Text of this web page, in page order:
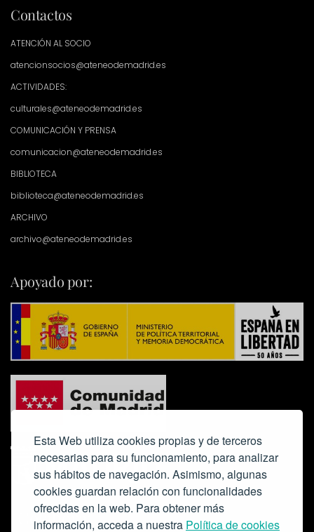
Esta Web utiliza cookies propias y de terceros
necesarias para su funcionamiento, para analizar
sus hábitos de navegación. Asimismo, algunas
cookies guardan relación con funcionalidades
ofrecidas en la web. Para obtener más
información, acceda a nuestra Política de cookies
Contactos
ATENCIÓN AL SOCIO
atencionsocios@ateneodemadrid.es
ACTIVIDADES:
culturales@ateneodemadrid.es
COMUNICACIÓN Y PRENSA
comunicacion@ateneodemadrid.es
BIBLIOTECA
biblioteca@ateneodemadrid.es
ARCHIVO
archivo@ateneodemadrid.es
Apoyado por:
Colabora: